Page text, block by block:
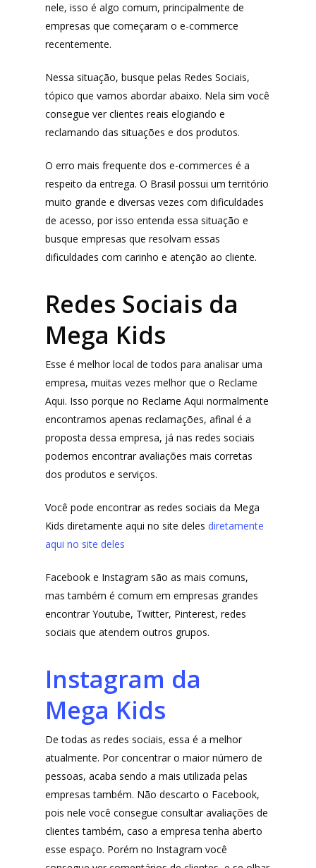
nele, isso é algo comum, principalmente de
empresas que começaram o e-commerce
recentemente.
Nessa situação, busque pelas Redes Sociais,
tópico que vamos abordar abaixo. Nela sim você
consegue ver clientes reais elogiando e
reclamando das situações e dos produtos.
O erro mais frequente dos e-commerces é a
respeito da entrega. O Brasil possui um território
muito grande e diversas vezes com dificuldades
de acesso, por isso entenda essa situação e
busque empresas que resolvam essas
dificuldades com carinho e atenção ao cliente.
Redes Sociais da
Mega Kids
Esse é melhor local de todos para analisar uma
empresa, muitas vezes melhor que o Reclame
Aqui. Isso porque no Reclame Aqui normalmente
encontramos apenas reclamações, afinal é a
proposta dessa empresa, já nas redes sociais
podemos encontrar avaliações mais corretas
dos produtos e serviços.
Você pode encontrar as redes sociais da Mega
Kids diretamente aqui no site delesdiretamente
aqui no site deles
Facebook e Instagram são as mais comuns,
mas também é comum em empresas grandes
encontrar Youtube, Twitter, Pinterest, redes
sociais que atendem outros grupos.
Instagram da
Mega Kids
De todas as redes sociais, essa é a melhor
atualmente. Por concentrar o maior número de
pessoas, acaba sendo a mais utilizada pelas
empresas também. Não descarto o Facebook,
pois nele você consegue consultar avaliações de
clientes também, caso a empresa tenha aberto
esse espaço. Porém no Instagram você
Cafés
Lista de lojas
Mprotect
DenimZero
Universo do Lar
Dunard
Moda Infantil
MindsUp
Moda Com Carinho
Piradinhos
Laluna Modas
Descontos
MAIS ACESSADOS
Wevans
MindsUp